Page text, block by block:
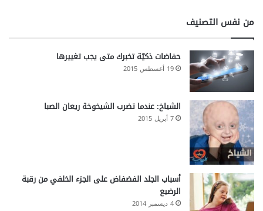
من نفس التصنيف
حفاضات ذكيّة تخبرك متى يجب تغييرها
19 أغسطس 2015
الشياخ: عندما تضرب الشيخوخة ريعان الصبا
7 أبريل 2015
أسباب الجلد الفضفاض على الجزء الخلفي من رقبة
الرضيع
4 ديسمبر 2014